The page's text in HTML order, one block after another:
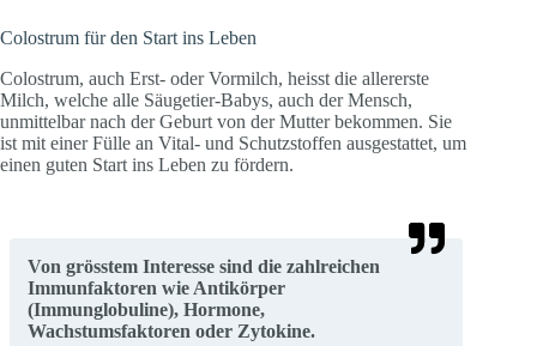
Colostrum für den Start ins Leben
Colostrum, auch Erst- oder Vormilch, heisst die allererste
Milch, welche alle Säugetier-Babys, auch der Mensch,
unmittelbar nach der Geburt von der Mutter bekommen. Sie
ist mit einer Fülle an Vital- und Schutzstoffen ausgestattet, um
einen guten Start ins Leben zu fördern.
Von grösstem Interesse sind die zahlreichen
Immunfaktoren wie Antikörper
(Immunglobuline), Hormone,
Wachstumsfaktoren oder Zytokine.